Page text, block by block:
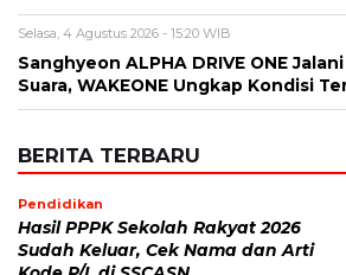
BERITA TERKAIT